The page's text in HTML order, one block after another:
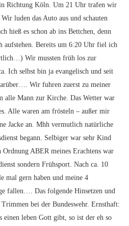
Richtung Köln. Um 21 Uhr trafen wir
luden das Auto aus und schauten
hieß es schon ab ins Bettchen, denn
aufstehen. Bereits um 6:20 Uhr fiel ich
Wir mussten früh los zur
Ich selbst bin ja evangelisch und seit
Wir fuhren zuerst zu meiner
alle Mann zur Kirche. Das Wetter war
Alle waren am frösteln – außer mir
Jacke an. Mhh vermutlich natürliche
begann. Selbiger war sehr Kind
ABER meines Erachtens war
sondern Frühsport. Nach ca. 10
mal gern haben und meine 4
fallen…. Das folgende Hinsetzen und
bei der Bundeswehr. Ernsthaft:
einen leben Gott gibt, so ist der eh so